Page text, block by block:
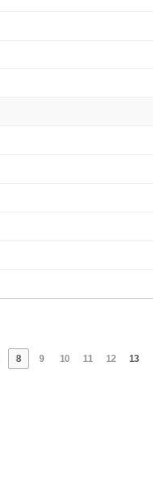
8 9 10 11 12 13